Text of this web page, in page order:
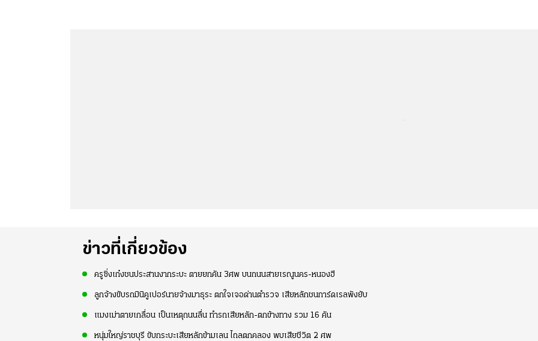
ข่าวที่เกี่ยวข้อง
ครูซิ่งเก๋งชนประสานงากระบะ ตายยกคัน 3ศพ บนถนนสายเรณูนคร-หนองฮี
ลูกจ้างขับรถมินิคูเปอร์นายจ้างมาธุระ ตกใจเจอด่านตำรวจ เสียหลักชนการ์ดเรลพังยับ
แมงเม่าตายเกลื่อน เป็นเหตุถนนลื่น ทำรถเสียหลัก-ตกข้างทาง รวม 16 คัน
หนุ่มใหญ่ราชบุรี ขับกระบะเสียหลักข้ามเลน ไถลตกคลอง พบเสียชีวิต 2 ศพ